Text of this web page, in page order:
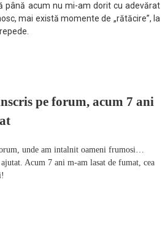
până acum nu mi-am dorit cu adevărat
mai există momente de „rătăcire”, la
pe forum, acum 7 ani
unde am intalnit oameni frumosi…
Acum 7 ani m-am lasat de fumat, cea